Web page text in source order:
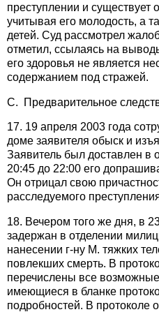
преступлении и существует
учитывая его молодость, а
детей. Суд рассмотрел
отметил, ссылаясь на
его здоровья не является
содержанием под стражей.
C. Предварительное
17. 19 апреля 2003 года
доме заявителя обыск и
Заявитель был доставлен в
20:45 до 22:00 его
Он отрицал свою
расследуемого
18. Вечером того же дня, в
задержан в отделении
нанесении г-ну М. тяжких
повлекших смерть. В
перечислены все
имеющиеся в бланке
подробностей. В протоколе